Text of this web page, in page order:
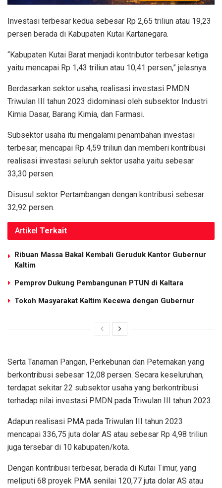
Investasi terbesar kedua sebesar Rp 2,65 triliun atau 19,23
persen berada di Kabupaten Kutai Kartanegara.
“Kabupaten Kutai Barat menjadi kontributor terbesar ketiga
yaitu mencapai Rp 1,43 triliun atau 10,41 persen,” jelasnya.
Berdasarkan sektor usaha, realisasi investasi PMDN
Triwulan III tahun 2023 didominasi oleh subsektor Industri
Kimia Dasar, Barang Kimia, dan Farmasi.
Subsektor usaha itu mengalami penambahan investasi
terbesar, mencapai Rp 4,59 triliun dan memberi kontribusi
realisasi investasi seluruh sektor usaha yaitu sebesar
33,30 persen.
Disusul sektor Pertambangan dengan kontribusi sebesar
32,92 persen.
Artikel Terkait
Ribuan Massa Bakal Kembali Geruduk Kantor Gubernur
Kaltim
Pemprov Dukung Pembangunan PTUN di Kaltara
Tokoh Masyarakat Kaltim Kecewa dengan Gubernur
Serta Tanaman Pangan, Perkebunan dan Peternakan yang
berkontribusi sebesar 12,08 persen. Secara keseluruhan,
terdapat sekitar 22 subsektor usaha yang berkontribusi
terhadap nilai investasi PMDN pada Triwulan III tahun 2023.
Adapun realisasi PMA pada Triwulan III tahun 2023
mencapai 336,75 juta dolar AS atau sebesar Rp 4,98 triliun
juga tersebar di 10 kabupaten/kota.
Dengan kontribusi terbesar, berada di Kutai Timur, yang
meliputi 68 proyek PMA senilai 120,77 juta dolar AS atau